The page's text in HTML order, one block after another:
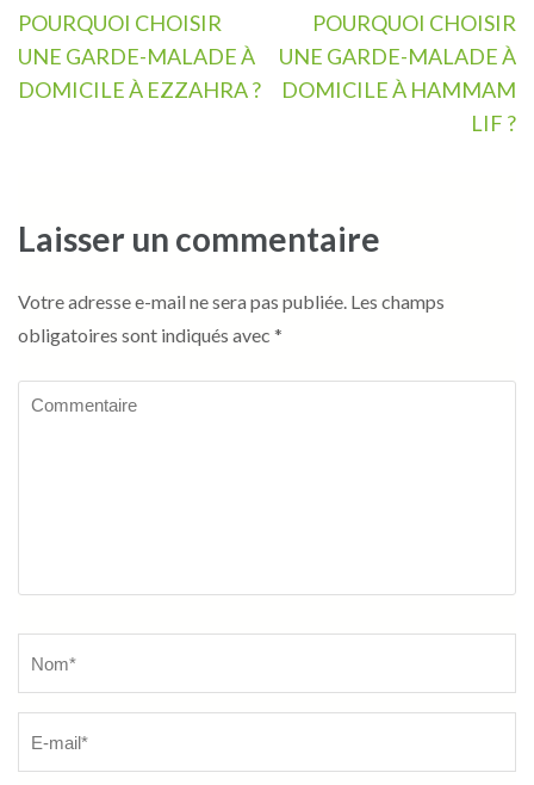
Navigation
de
l’article
POURQUOI CHOISIR
UNE GARDE-MALADE À
DOMICILE À EZZAHRA ?
POURQUOI CHOISIR
UNE GARDE-MALADE À
DOMICILE À HAMMAM
LIF ?
Laisser un commentaire
Votre adresse e-mail ne sera pas publiée. Les champs
obligatoires sont indiqués avec *
Commentaire